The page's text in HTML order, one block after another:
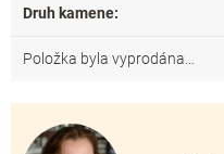
Druh kamene:
Položka byla vyprodána…